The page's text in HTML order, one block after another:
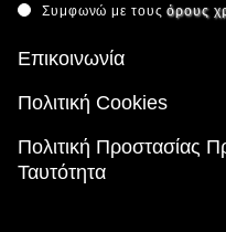
Συμφωνώ με τουςόρους
Επικοινωνία
Πολιτική Cookies
Πολιτική Προστασίας
Ταυτότητα